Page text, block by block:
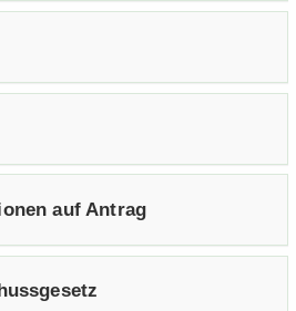
auf An­trag